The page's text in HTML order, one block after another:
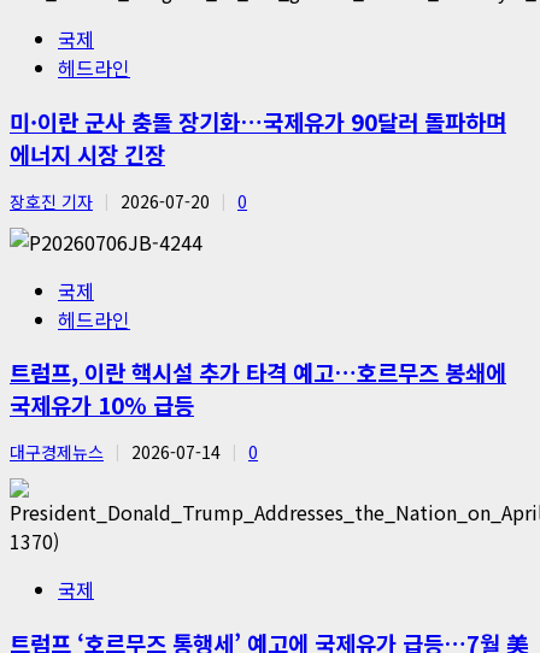
국제
헤드라인
미·이란 군사 충돌 장기화…국제유가 90달러 돌파하며
에너지 시장 긴장
장호진 기자 2026-07-20 0
국제
헤드라인
트럼프, 이란 핵시설 추가 타격 예고…호르무즈 봉쇄에
국제유가 10% 급등
대구경제뉴스 2026-07-14 0
국제
트럼프 ‘호르무즈 통행세’ 예고에 국제유가 급등…7월 美